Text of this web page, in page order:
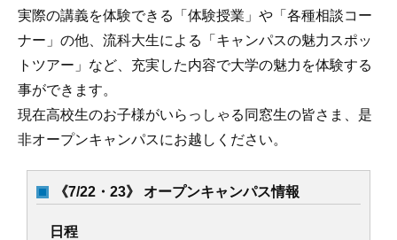
実際の講義を体験できる「体験授業」や「各種相談コー
ナー」の他、流科大生による「キャンパスの魅力スポッ
トツアー」など、充実した内容で大学の魅力を体験する
事ができます。
現在高校生のお子様がいらっしゃる同窓生の皆さま、是
非オープンキャンパスにお越しください。
《7/22・23》 オープンキャンパス情報
日程